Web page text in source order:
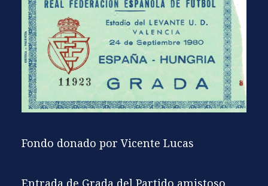
Fondo donado por Vicente Lucas
Entrada de Grada del Partido amistoso